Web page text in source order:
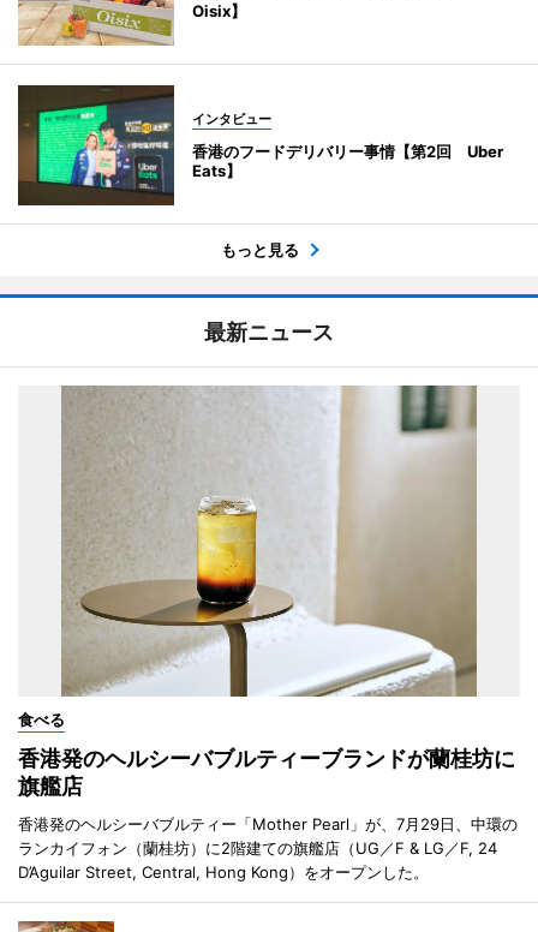
Oisix】
インタビュー
香港のフードデリバリー事情【第2回 Uber
Eats】
もっと見る
最新ニュース
食べる
香港発のヘルシーバブルティーブランドが蘭桂坊に
旗艦店
香港発のヘルシーバブルティー「Mother Pearl」が、7月29日、中環の
ランカイフォン（蘭桂坊）に2階建ての旗艦店（UG／F & LG／F, 24
D’Aguilar Street, Central, Hong Kong）をオープンした。